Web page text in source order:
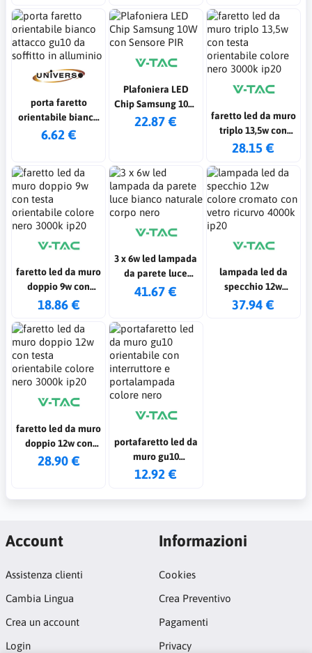
in alluminio
in alluminio
porta faretto
orientabile bianco
attacco gu10 da
6.62 €
Plafoniera LED
Chip Samsung 10W
con Sensore PIR
22.87 €
faretto led da muro
triplo 13,5w con
testa orientabile
ip20
28.15 €
faretto led da muro
doppio 9w con
testa orientabile
ip20
18.86 €
3 x 6w led lampada
da parete luce
bianco naturale
41.67 €
lampada led da
specchio 12w
colore cromato con
37.94 €
faretto led da muro
doppio 12w con
testa orientabile
28.90 €
portafaretto led da
muro gu10
orientabile con
portalampada
12.92 €
Account
Assistenza clienti
Cambia Lingua
Crea un account
Login
Informazioni
Cookies
Crea Preventivo
Pagamenti
Privacy